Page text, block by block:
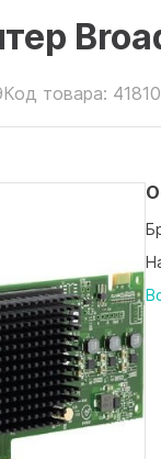
Код товара: